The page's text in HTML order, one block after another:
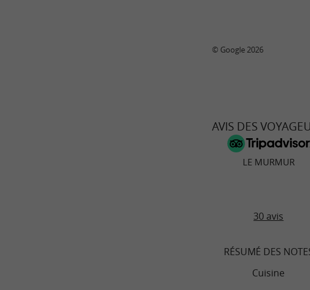
© Google 2026
AVIS DES
LE MURMUR
30 avis
RÉSUMÉ DES
Cuisine